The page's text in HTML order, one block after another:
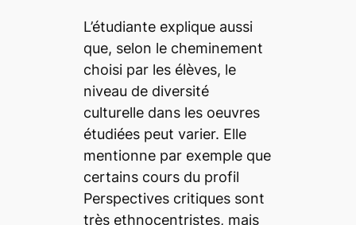
L’étudiante explique aussi
que, selon le cheminement
choisi par les élèves, le
niveau de diversité
culturelle dans les oeuvres
étudiées peut varier. Elle
mentionne par exemple que
certains cours du profil
Perspectives critiques sont
très ethnocentristes, mais